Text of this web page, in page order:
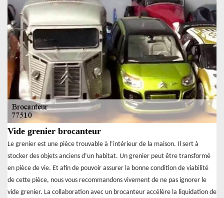
Vide grenier brocanteur
Le grenier est une pièce trouvable à l’intérieur de la maison. Il sert à
stocker des objets anciens d’un habitat. Un grenier peut être transformé
en pièce de vie. Et afin de pouvoir assurer la bonne condition de viabilité
de cette pièce, nous vous recommandons vivement de ne pas ignorer le
vide grenier. La collaboration avec un brocanteur accélère la liquidation de